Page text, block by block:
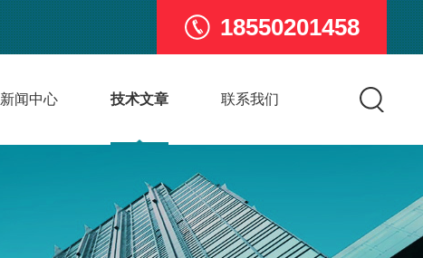
18550201458
新闻中心 技术文章 联系我们